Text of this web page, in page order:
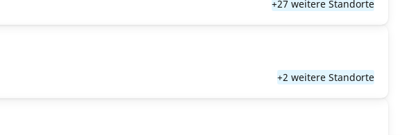
+27 weitere Standorte
+2 weitere Standorte